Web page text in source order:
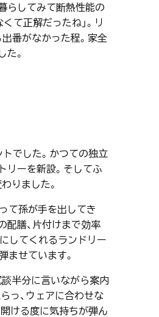
らしてみて断熱性能の
て正解だったね」。リ
番がなかった程。家全
。
でした。かつての独立
リーを新設。そしてふ
りました。
て孫が手を出してき
配膳、片付けまで効率
してくれるランドリー
ませています。
半分に言いながら案内
っ、ウェアに合わせな
ける度に気持ちが弾ん